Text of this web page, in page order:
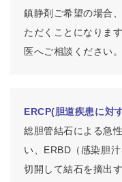
鎮静剤ご希望の場合
ただくことになりま
医へご相談ください。
ERCP(胆道疾患に対
総胆管結石による急
い、 ERBD （感染胆
切開して結石を摘出